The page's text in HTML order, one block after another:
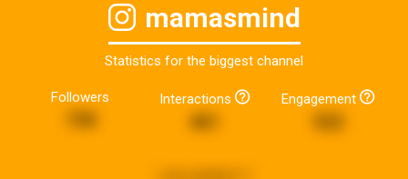
mamasmind
Statistics for the biggest channel
Followers Interactions
461
Engagement